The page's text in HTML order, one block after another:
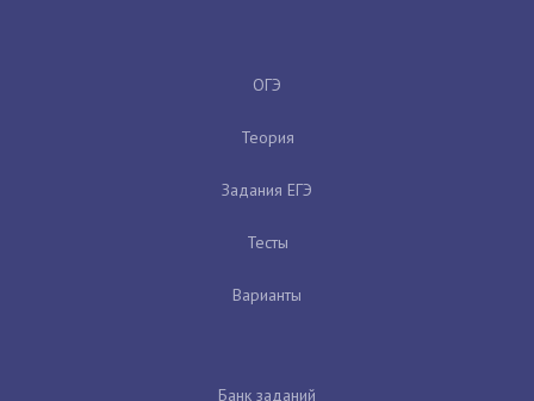
ОГЭ
Теория
Задания ЕГЭ
Тесты
Варианты
Банк заданий